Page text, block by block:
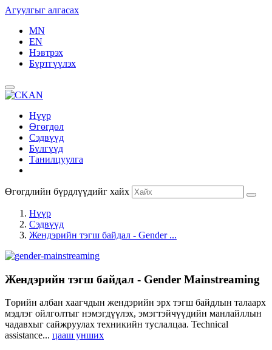
Агуулгыг алгасах
MN
EN
Нэвтрэх
Бүртгүүлэх
Нүүр
Өгөгдөл
Сэдвүүд
Бүлгүүд
Танилцуулга
Өгөгдлийн бүрдлүүдийг хайх
Нүүр
Сэдвүүд
Жендэрийн тэгш байдал - Gender ...
Жендэрийн тэгш байдал - Gender Mainstreaming
Төрийн албан хаагчдын жендэрийн эрх тэгш байдлын талаарх
мэдлэг ойлголтыг нэмэгдүүлэх, эмэгтэйчүүдийн манлайллын
чадавхыг сайжруулах техникийн туслалцаа. Technical
assistance... цааш унших